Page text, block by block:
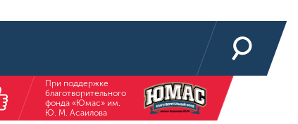
При поддержке
благотворительного
фонда «Юмас» им.
Ю. М. Асаилова